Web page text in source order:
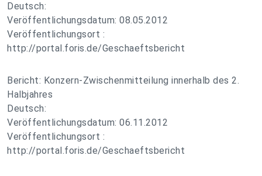
Deutsch:
Veröffentlichungsdatum: 08.05.2012
Veröffentlichungsort :
http://portal.foris.de/Geschaeftsbericht
Bericht: Konzern-Zwischenmitteilung innerhalb des 2.
Halbjahres
Deutsch:
Veröffentlichungsdatum: 06.11.2012
Veröffentlichungsort :
http://portal.foris.de/Geschaeftsbericht